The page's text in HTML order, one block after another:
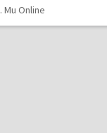
. Mu Online